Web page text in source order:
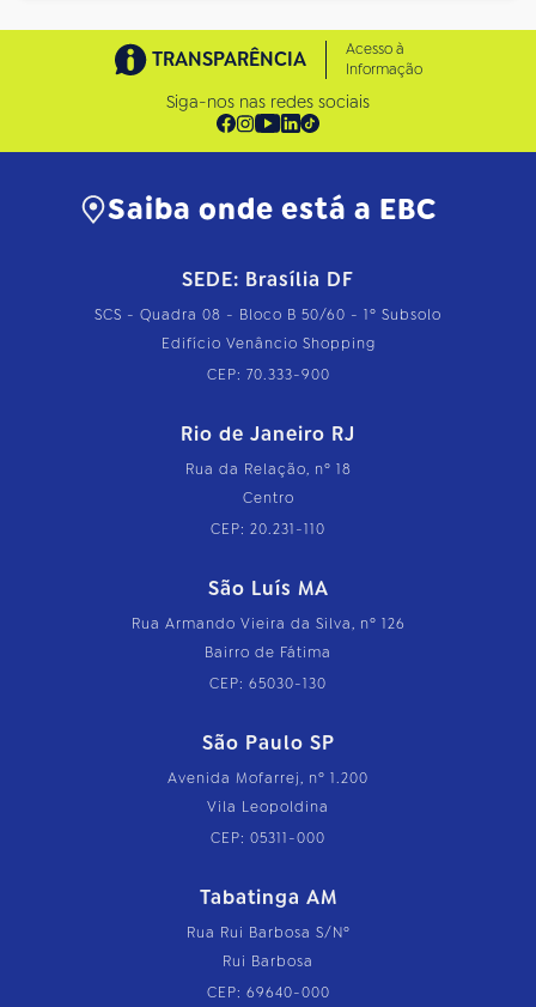
TRANSPARÊNCIA
Acesso à
Informação
Siga-nos nas redes sociais
Saiba onde está a EBC
SEDE: Brasília DF
SCS - Quadra 08 - Bloco B 50/60 - 1º Subsolo
Edifício Venâncio Shopping
CEP: 70.333-900
Rio de Janeiro RJ
Rua da Relação, nº 18
Centro
CEP: 20.231-110
São Luís MA
Rua Armando Vieira da Silva, nº 126
Bairro de Fátima
CEP: 65030-130
São Paulo SP
Avenida Mofarrej, nº 1.200
Vila Leopoldina
CEP: 05311-000
Tabatinga AM
Rua Rui Barbosa S/Nº
Rui Barbosa
CEP: 69640-000